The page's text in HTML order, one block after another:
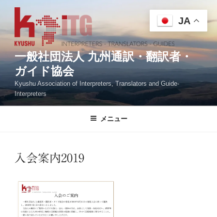
テ
ツ
へ
キ
ッ
一般社団法人 九州通訳・翻訳者・
ガイド協会
Kyushu Association of Interpreters, Translators and Guide-
Interpreters
メニュー
入会案内2019
JA